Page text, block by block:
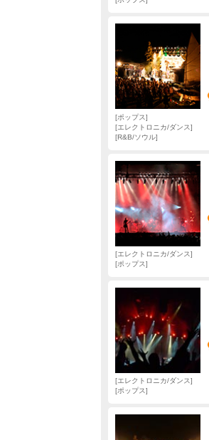
ポップス
エレクトロニカ/ダンス
R&B/ソウル
エレクトロニカ/ダンス
ポップス
エレクトロニカ/ダンス
ポップス